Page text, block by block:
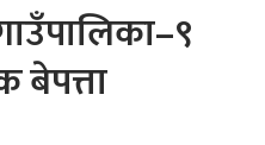
बेपत्ता